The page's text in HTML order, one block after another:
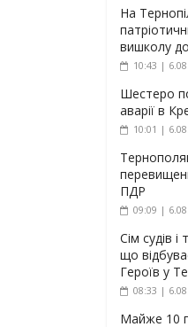
На
вишколу
10:43 |
Шестеро
аварії в
10:01 |
ПДР
09:09 |
Сім судів
що
Героїв у
08:33 |
Майже 10